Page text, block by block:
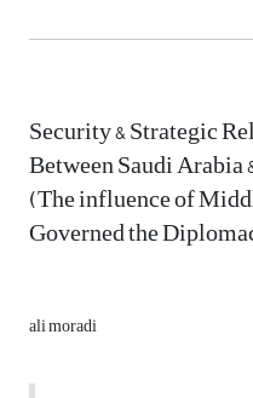
Security & Strategic
Between Saudi
(The influence of
Governed the
ali moradi